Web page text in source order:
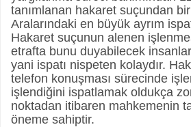
tanımlanan hakaret suçundan
Aralarındaki en büyük ayrım
Hakaret suçunun alenen
etrafta bunu duyabilecek
yani ispatı nispeten kolaydır.
telefon konuşması sürecinde
işlendiğini ispatlamak oldukça
noktadan itibaren mahkemenin
öneme sahiptir.